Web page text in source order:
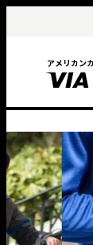
アメリカン